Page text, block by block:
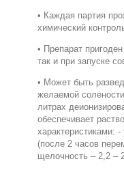
• Каждая партия
химический
• Препарат
так и при запуске
• Может быть
желаемой
литрах
обеспечивает
характеристиками:
(после 2 часов
щелочность – 2,2 –